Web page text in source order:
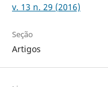
v. 13 n. 29 (2016)
Seção
Artigos